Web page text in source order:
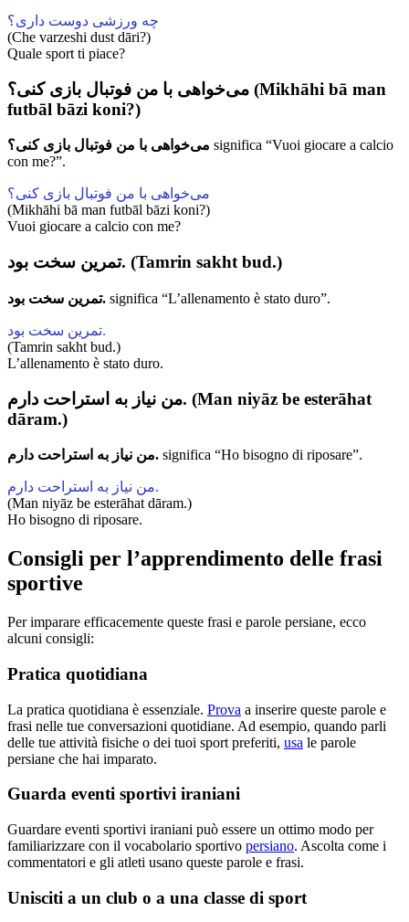
چه ورزشی دوست داری؟
(Che varzeshi dust dāri?)
Quale sport ti piace?
می‌خواهی با من فوتبال بازی کنی؟ (Mikhāhi bā man
futbāl bāzi koni?)
می‌خواهی با من فوتبال بازی کنی؟ significa “Vuoi giocare a calcio
con me?”.
می‌خواهی با من فوتبال بازی کنی؟
(Mikhāhi bā man futbāl bāzi koni?)
Vuoi giocare a calcio con me?
تمرین سخت بود. (Tamrin sakht bud.)
تمرین سخت بود. significa “L’allenamento è stato duro”.
تمرین سخت بود.
(Tamrin sakht bud.)
L’allenamento è stato duro.
من نیاز به استراحت دارم. (Man niyāz be esterāhat
dāram.)
من نیاز به استراحت دارم. significa “Ho bisogno di riposare”.
من نیاز به استراحت دارم.
(Man niyāz be esterāhat dāram.)
Ho bisogno di riposare.
Consigli per l’apprendimento delle frasi
sportive
Per imparare efficacemente queste frasi e parole persiane, ecco
alcuni consigli:
Pratica quotidiana
La pratica quotidiana è essenziale. Prova a inserire queste parole e
frasi nelle tue conversazioni quotidiane. Ad esempio, quando parli
delle tue attività fisiche o dei tuoi sport preferiti, usa le parole
persiane che hai imparato.
Guarda eventi sportivi iraniani
Guardare eventi sportivi iraniani può essere un ottimo modo per
familiarizzare con il vocabolario sportivo persiano. Ascolta come i
commentatori e gli atleti usano queste parole e frasi.
Unisciti a un club o a una classe di sport